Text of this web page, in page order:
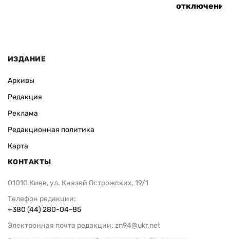
отключения
ИЗДАНИЕ
Архивы
Редакция
Реклама
Редакционная политика
Карта
КОНТАКТЫ
01010 Киев, ул. Князей Острожских, 19/1
Телефон редакции:
+380 (44) 280-04-85
Электронная почта редакции: zn94@ukr.net